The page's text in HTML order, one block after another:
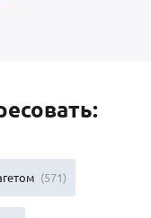
(571)